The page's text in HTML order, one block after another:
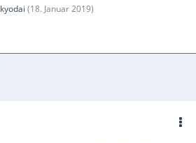
kyodai (18. Januar 2019)